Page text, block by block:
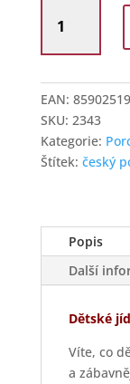
Dubí
Dětská
3-
dílná
sloník
modrý
EAN:
SKU: 2343
Kategorie:
Štítek: český
Popis
Další
Dětské
Víte, co
a